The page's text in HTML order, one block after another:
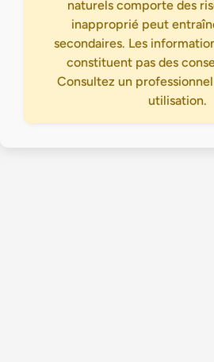
naturels comporte des
inapproprié peut
secondaires. Les
constituent pas des
Consultez un
utilisation.